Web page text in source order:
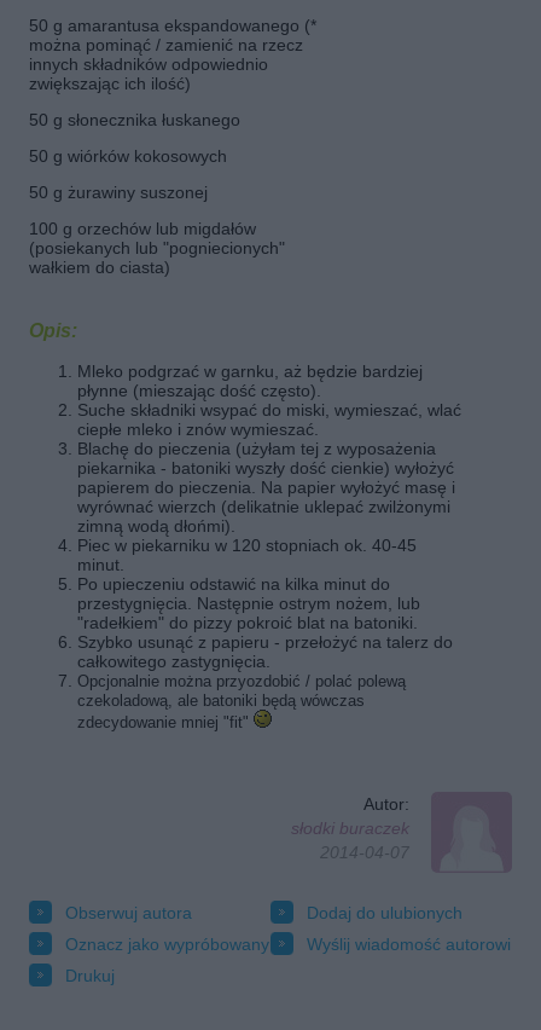
50 g amarantusa ekspandowanego (*
można pominąć / zamienić na rzecz
innych składników odpowiednio
zwiększając ich ilość)
50 g słonecznika łuskanego
50 g wiórków kokosowych
50 g żurawiny suszonej
100 g orzechów lub migdałów
(posiekanych lub "pogniecionych"
wałkiem do ciasta)
Opis:
Mleko podgrzać w garnku, aż będzie bardziej
płynne (mieszając dość często).
Suche składniki wsypać do miski, wymieszać, wlać
ciepłe mleko i znów wymieszać.
Blachę do pieczenia (użyłam tej z wyposażenia
piekarnika - batoniki wyszły dość cienkie) wyłożyć
papierem do pieczenia. Na papier wyłożyć masę i
wyrównać wierzch (delikatnie uklepać zwilżonymi
zimną wodą dłońmi).
Piec w piekarniku w 120 stopniach ok. 40-45
minut.
Po upieczeniu odstawić na kilka minut do
przestygnięcia. Następnie ostrym nożem, lub
"radełkiem" do pizzy pokroić blat na batoniki.
Szybko usunąć z papieru - przełożyć na talerz do
całkowitego zastygnięcia.
Opcjonalnie można przyozdobić / polać polewą
czekoladową, ale batoniki będą wówczas
zdecydowanie mniej "fit"
Autor:
słodki buraczek
2014-04-07
Obserwuj autora
Dodaj do ulubionych
Oznacz jako wypróbowany
Wyślij wiadomość autorowi
Drukuj